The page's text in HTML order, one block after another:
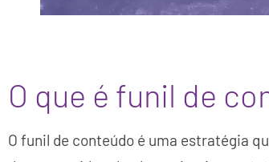
O que é funil de
O funil de conteúdo é uma estratégia